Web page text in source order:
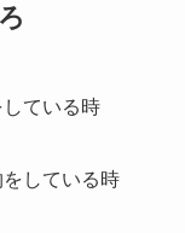
ている時
している時